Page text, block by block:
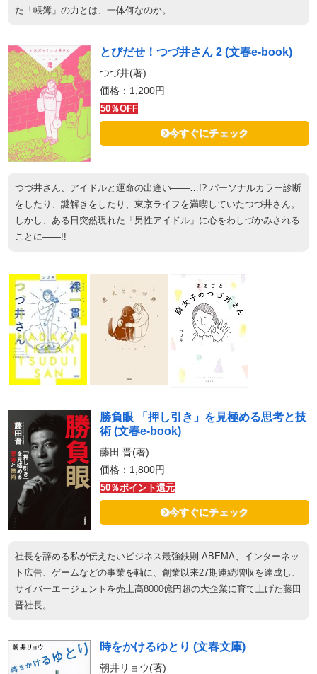
た「帳簿」の力とは、一体何なのか。
とびだせ！つづ井さん 2 (文春e-book)
つづ井(著)
価格：1,200円
50％OFF
今すぐにチェック
つづ井さん、アイドルと運命の出逢い――…!? パーソナルカラー診断
をしたり、謎解きをしたり、東京ライフを満喫していたつづ井さん。
しかし、ある日突然現れた「男性アイドル」に心をわしづかみされる
ことに――!!
勝負眼 「押し引き」を見極める思考と技
術 (文春e-book)
藤田 晋(著)
価格：1,800円
50％ポイント還元
今すぐにチェック
社長を辞める私が伝えたいビジネス最強鉄則 ABEMA、インターネッ
ト広告、ゲームなどの事業を軸に、創業以来27期連続増収を達成し、
サイバーエージェントを売上高8000億円超の大企業に育て上げた藤田
晋社長。
時をかけるゆとり (文春文庫)
朝井リョウ(著)